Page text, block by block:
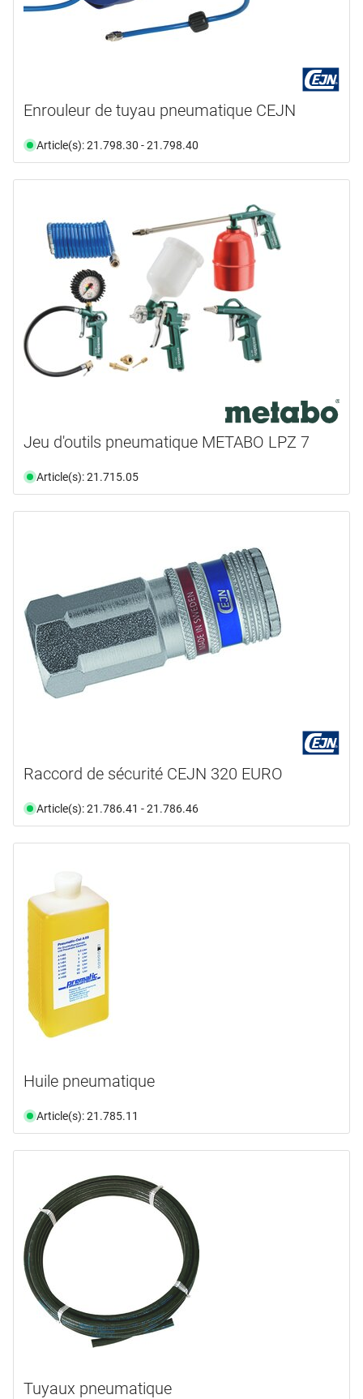
Enrouleur de tuyau pneumatique CEJN
Article(s): 21.798.30 - 21.798.40
Jeu d'outils pneumatique METABO LPZ 7
Article(s): 21.715.05
Raccord de sécurité CEJN 320 EURO
Article(s): 21.786.41 - 21.786.46
Huile pneumatique
Article(s): 21.785.11
Tuyaux pneumatique